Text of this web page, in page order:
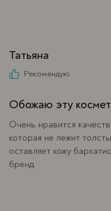
Татьяна
Рекомендую
Обожаю эту
Очень нравится
которая не лежит
оставляет кожу
бренд